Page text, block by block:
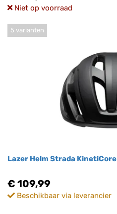
Niet op voorraad
Lazer Helm Strada KinetiCore
5 varianten
€ 109,99
Beschikbaar via leverancier